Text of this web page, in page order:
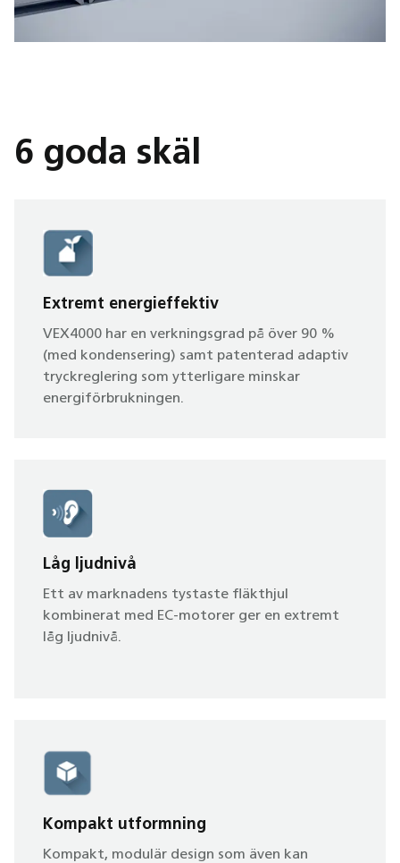
6 goda skäl
Extremt energieffektiv
VEX4000 har en verkningsgrad på över 90 %
(med kondensering) samt patenterad adaptiv
tryckreglering som ytterligare minskar
energiförbrukningen.
Låg ljudnivå
Ett av marknadens tystaste fläkthjul
kombinerat med EC-motorer ger en extremt
låg ljudnivå.
Kompakt utformning
Kompakt, modulär design som även kan